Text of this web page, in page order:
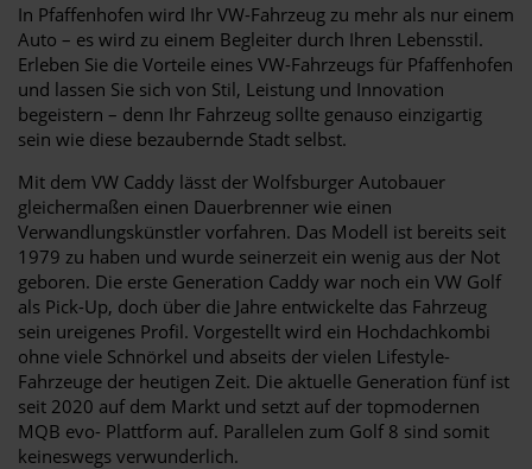
In Pfaffenhofen wird Ihr VW-Fahrzeug zu mehr als nur einem
Auto – es wird zu einem Begleiter durch Ihren Lebensstil.
Erleben Sie die Vorteile eines VW-Fahrzeugs für Pfaffenhofen
und lassen Sie sich von Stil, Leistung und Innovation
begeistern – denn Ihr Fahrzeug sollte genauso einzigartig
sein wie diese bezaubernde Stadt selbst.
Mit dem VW Caddy lässt der Wolfsburger Autobauer
gleichermaßen einen Dauerbrenner wie einen
Verwandlungskünstler vorfahren. Das Modell ist bereits seit
1979 zu haben und wurde seinerzeit ein wenig aus der Not
geboren. Die erste Generation Caddy war noch ein VW Golf
als Pick-Up, doch über die Jahre entwickelte das Fahrzeug
sein ureigenes Profil. Vorgestellt wird ein Hochdachkombi
ohne viele Schnörkel und abseits der vielen Lifestyle-
Fahrzeuge der heutigen Zeit. Die aktuelle Generation fünf ist
seit 2020 auf dem Markt und setzt auf der topmodernen
MQB evo- Plattform auf. Parallelen zum Golf 8 sind somit
keineswegs verwunderlich.